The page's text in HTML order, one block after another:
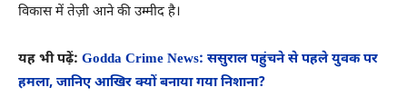
विकास में तेज़ी आने की उम्मीद है।
यह भी पढ़ें: Godda Crime News: ससुराल पहुंचने से पहले युवक पर
हमला, जानिए आखिर क्यों बनाया गया निशाना?